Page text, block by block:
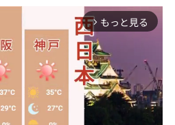
arrow_forward_ios もっと見る